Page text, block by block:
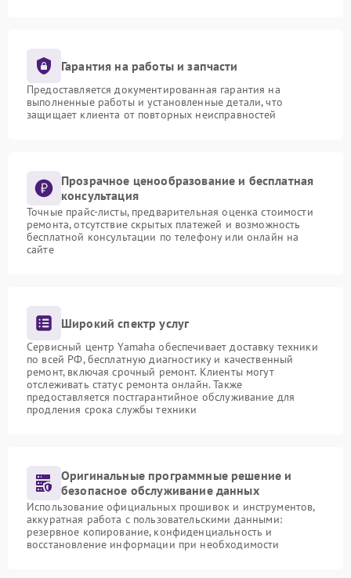
Гарантия на работы и запчасти
Предоставляется документированная гарантия на
выполненные работы и установленные детали, что
защищает клиента от повторных неисправностей
Прозрачное ценообразование и бесплатная
консультация
Точные прайс-листы, предварительная оценка стоимости
ремонта, отсутствие скрытых платежей и возможность
бесплатной консультации по телефону или онлайн на
сайте
Широкий спектр услуг
Сервисный центр Yamaha обеспечивает доставку техники
по всей РФ, бесплатную диагностику и качественный
ремонт, включая срочный ремонт. Клиенты могут
отслеживать статус ремонта онлайн. Также
предоставляется постгарантийное обслуживание для
продления срока службы техники
Оригинальные программные решение и
безопасное обслуживание данных
Использование официальных прошивок и инструментов,
аккуратная работа с пользовательскими данными:
резервное копирование, конфиденциальность и
восстановление информации при необходимости